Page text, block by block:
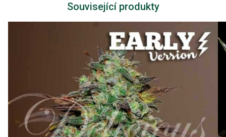
Související produkty